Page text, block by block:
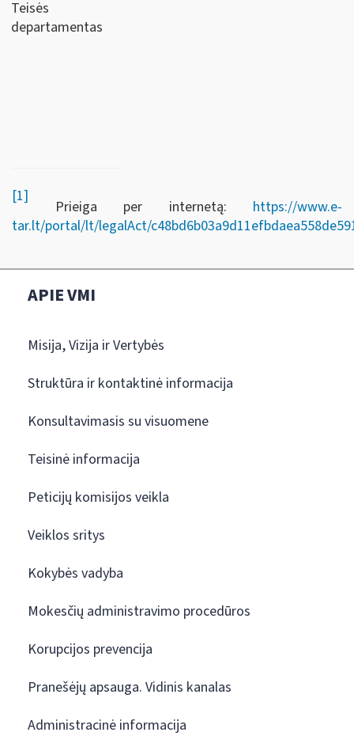
Teisės
departamentas
[1]
Prieiga per internetą: https://www.e-
tar.lt/portal/lt/legalAct/
APIE VMI
Misija, Vizija ir Vertybės
Struktūra ir kontaktinė informacija
Konsultavimasis su visuomene
Teisinė informacija
Peticijų komisijos veikla
Veiklos sritys
Kokybės vadyba
Mokesčių administravimo procedūros
Korupcijos prevencija
Pranešėjų apsauga. Vidinis kanalas
Administracinė informacija